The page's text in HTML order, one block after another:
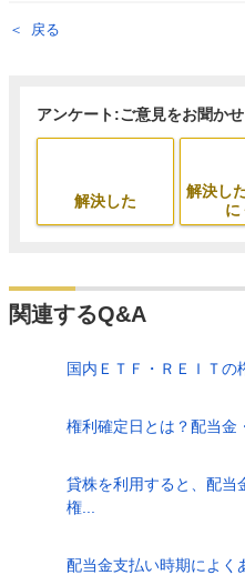
戻る
アンケート:ご意見をお聞か
解決した
解決し
に
関連するQ&A
国内ＥＴＦ・ＲＥＩＴの
権利確定日とは？配当金
貸株を利用すると、配当
権...
配当金支払い時期によく